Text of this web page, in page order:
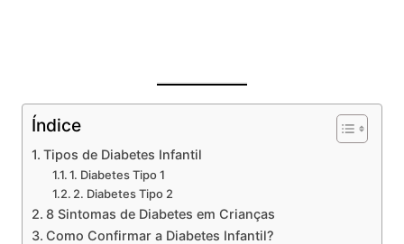
Índice
Tipos de Diabetes Infantil
1. Diabetes Tipo 1
2. Diabetes Tipo 2
8 Sintomas de Diabetes em Crianças
Como Confirmar a Diabetes Infantil?